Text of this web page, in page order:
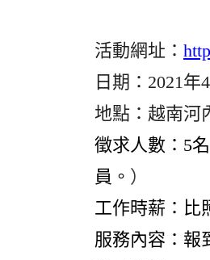
活動網址：
日期：2021
地點：越南河
徵求人數：5名
員。 ）
工作時薪：比
服務內容：報